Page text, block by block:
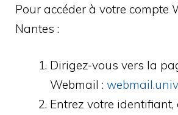
Pour accéder à votre compte
Nantes :
Dirigez-vous vers la
Webmail :
Entrez votre identifiant,